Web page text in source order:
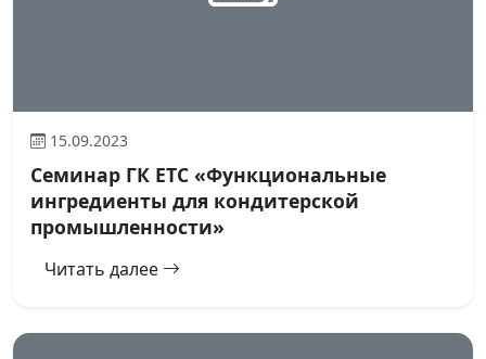
15.09.2023
Семинар ГК ЕТС «Функциональные
ингредиенты для кондитерской
промышленности»
Читать далее